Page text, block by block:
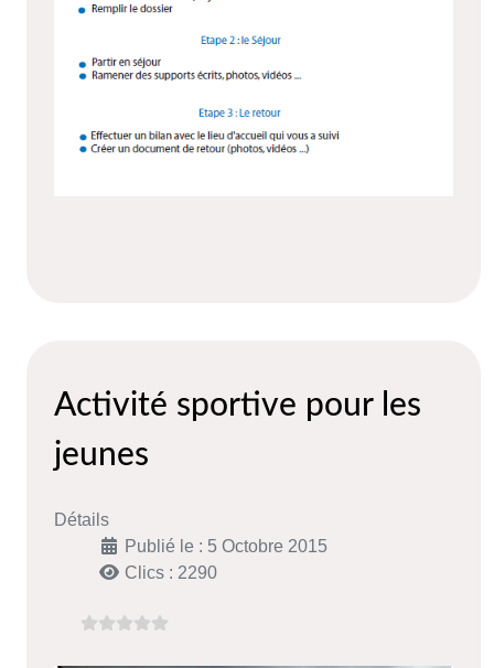
Activité sportive pour les
jeunes
Détails
Publié le : 5 Octobre 2015
Clics : 2290